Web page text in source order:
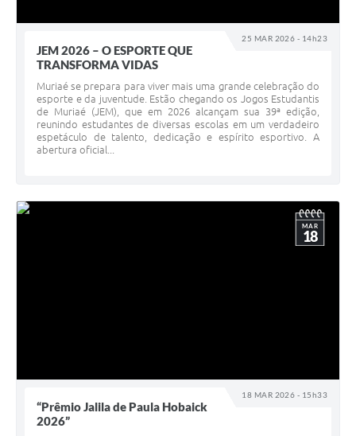
25 MAR 2026 - 14h23
JEM 2026 – O ESPORTE QUE
TRANSFORMA VIDAS
Muriaé se prepara para viver mais uma grande celebração do
esporte e da juventude. Estão chegando os Jogos Estudantis
de Muriaé (JEM), que em 2026 alcançam sua 39ª edição,
reunindo estudantes de diversas escolas em um verdadeiro
espetáculo de talento, dedicação e espírito esportivo. A
abertura oficial...
18 MAR 2026 - 15h33
MAR
18
“Prêmio Jalila de Paula Hobaick
2026”